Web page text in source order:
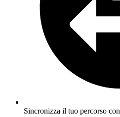
Sincronizza il tuo percorso con